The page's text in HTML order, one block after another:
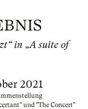
in „A suite of
2021
und "The Concert"